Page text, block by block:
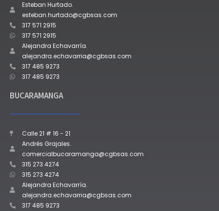
Esteban Hurtado.
esteban.hurtado@cgbsas.com
317 571 2915
317 571 2915
Alejandra Echavarría.
alejandra.echavarria@cgbsas.com
317 485 9273
317 485 9273
BUCARAMANGA
Calle 21 # 16 - 21
Andrés Grajales.
comercialbucaramanga@cgbsas.com
315 273 4274
315 273 4274
Alejandra Echavarría.
alejandra.echavarria@cgbsas.com
317 485 9273